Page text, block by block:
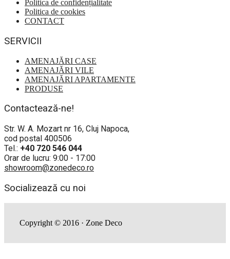
Politica de confidențialitate
Politica de cookies
CONTACT
SERVICII
AMENAJĂRI CASE
AMENAJĂRI VILE
AMENAJĂRI APARTAMENTE
PRODUSE
Contactează-ne!
Str. W. A. Mozart nr 16, Cluj Napoca,
cod postal 400506
Tel.: +40 720 546 044
Orar de lucru: 9:00 - 17:00
showroom@zonedeco.ro
Socializează cu noi
Copyright © 2016 · Zone Deco